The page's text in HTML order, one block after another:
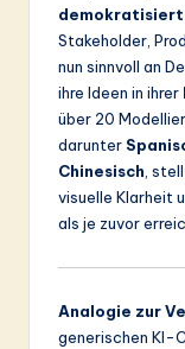
demokratisiert
Stakeholder,
nun sinnvoll an
ihre Ideen in ihrer
über 20
darunter
Chinesisch ,
visuelle Klarheit
als je zuvor
Analogie zur
generischen KI-